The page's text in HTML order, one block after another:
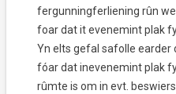
fergunningferliening rûn
foar dat it evenemint plak
Yn elts gefal safolle
fóar dat inevenemint plak
rûmte is om in evt.